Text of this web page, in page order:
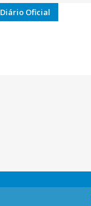
Diário Oficial